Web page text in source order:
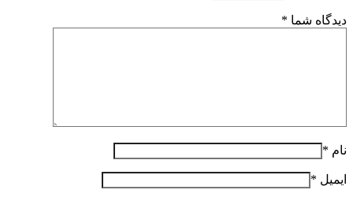
دیدگاه شما *
نام *
ایمیل *